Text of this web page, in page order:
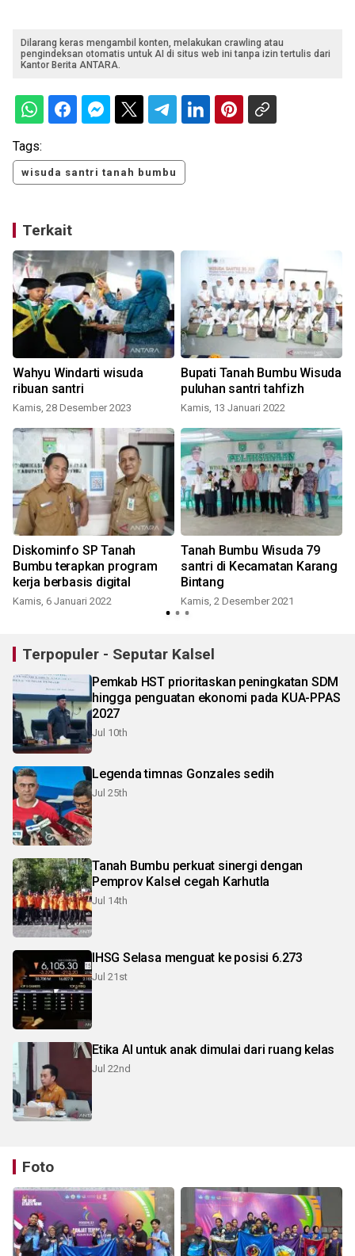
Dilarang keras mengambil konten, melakukan crawling atau
pengindeksan otomatis untuk AI di situs web ini tanpa izin tertulis dari
Kantor Berita ANTARA.
Tags:
wisuda santri tanah bumbu
Terkait
Wahyu Windarti wisuda
ribuan santri
Kamis, 28 Desember 2023
Bupati Tanah Bumbu Wisuda
puluhan santri tahfizh
Kamis, 13 Januari 2022
Diskominfo SP Tanah
Bumbu terapkan program
kerja berbasis digital
Kamis, 6 Januari 2022
Tanah Bumbu Wisuda 79
santri di Kecamatan Karang
Bintang
Kamis, 2 Desember 2021
Terpopuler - Seputar Kalsel
Pemkab HST prioritaskan peningkatan SDM
hingga penguatan ekonomi pada KUA-PPAS
2027
Jul 10th
Legenda timnas Gonzales sedih
Jul 25th
Tanah Bumbu perkuat sinergi dengan
Pemprov Kalsel cegah Karhutla
Jul 14th
IHSG Selasa menguat ke posisi 6.273
Jul 21st
Etika AI untuk anak dimulai dari ruang kelas
Jul 22nd
Foto